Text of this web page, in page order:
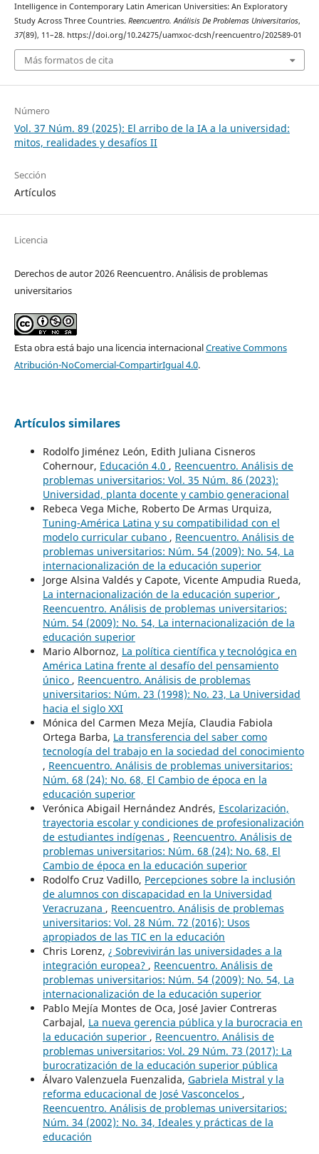
Intelligence in Contemporary Latin American Universities: An Exploratory
Study Across Three Countries. Reencuentro. Análisis De Problemas Universitarios,
37(89), 11–28. https://doi.org/10.24275/uamxoc-dcsh/reencuentro/202589-01
Más formatos de cita
Número
Vol. 37 Núm. 89 (2025): El arribo de la IA a la universidad:
mitos, realidades y desafíos II
Sección
Artículos
Licencia
Derechos de autor 2026 Reencuentro. Análisis de problemas
universitarios
Esta obra está bajo una licencia internacionalCreative Commons
Atribución-NoComercial-CompartirIgual 4.0.
Artículos similares
Rodolfo Jiménez León, Edith Juliana Cisneros
Cohernour, Educación 4.0 , Reencuentro. Análisis de
problemas universitarios: Vol. 35 Núm. 86 (2023):
Universidad, planta docente y cambio generacional
Rebeca Vega Miche, Roberto De Armas Urquiza,
Tuning-América Latina y su compatibilidad con el
modelo curricular cubano , Reencuentro. Análisis de
problemas universitarios: Núm. 54 (2009): No. 54, La
internacionalización de la educación superior
Jorge Alsina Valdés y Capote, Vicente Ampudia Rueda,
La internacionalización de la educación superior ,
Reencuentro. Análisis de problemas universitarios:
Núm. 54 (2009): No. 54, La internacionalización de la
educación superior
Mario Albornoz, La política científica y tecnológica en
América Latina frente al desafío del pensamiento
único , Reencuentro. Análisis de problemas
universitarios: Núm. 23 (1998): No. 23, La Universidad
hacia el siglo XXI
Mónica del Carmen Meza Mejía, Claudia Fabiola
Ortega Barba, La transferencia del saber como
tecnología del trabajo en la sociedad del conocimiento
, Reencuentro. Análisis de problemas universitarios:
Núm. 68 (24): No. 68, El Cambio de época en la
educación superior
Verónica Abigail Hernández Andrés, Escolarización,
trayectoria escolar y condiciones de profesionalización
de estudiantes indígenas , Reencuentro. Análisis de
problemas universitarios: Núm. 68 (24): No. 68, El
Cambio de época en la educación superior
Rodolfo Cruz Vadillo, Percepciones sobre la inclusión
de alumnos con discapacidad en la Universidad
Veracruzana , Reencuentro. Análisis de problemas
universitarios: Vol. 28 Núm. 72 (2016): Usos
apropiados de las TIC en la educación
Chris Lorenz, ¿ Sobrevivirán las universidades a la
integración europea? , Reencuentro. Análisis de
problemas universitarios: Núm. 54 (2009): No. 54, La
internacionalización de la educación superior
Pablo Mejía Montes de Oca, José Javier Contreras
Carbajal, La nueva gerencia pública y la burocracia en
la educación superior , Reencuentro. Análisis de
problemas universitarios: Vol. 29 Núm. 73 (2017): La
burocratización de la educación superior pública
Álvaro Valenzuela Fuenzalida, Gabriela Mistral y la
reforma educacional de José Vasconcelos ,
Reencuentro. Análisis de problemas universitarios:
Núm. 34 (2002): No. 34, Ideales y prácticas de la
educación